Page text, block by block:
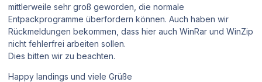
mittlerweile sehr groß geworden, die normale
Entpackprogramme überfordern können. Auch haben wir
Rückmeldungen bekommen, dass hier auch WinRar und WinZip
nicht fehlerfrei arbeiten sollen.
Dies bitten wir zu beachten.
Happy landings und viele Grüße